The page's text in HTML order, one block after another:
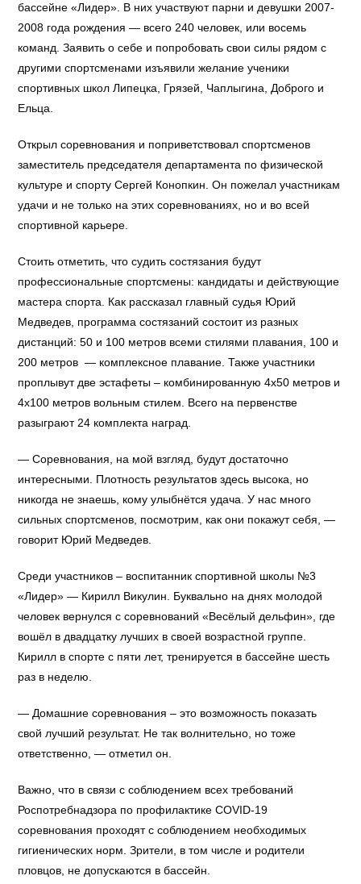
бассейне «Лидер». В них участвуют парни и девушки 2007-
2008 года рождения — всего 240 человек, или восемь
команд. Заявить о себе и попробовать свои силы рядом с
другими спортсменами изъявили желание ученики
спортивных школ Липецка, Грязей, Чаплыгина, Доброго и
Ельца.
Открыл соревнования и поприветствовал спортсменов
заместитель председателя департамента по физической
культуре и спорту Сергей Конопкин. Он пожелал участникам
удачи и не только на этих соревнованиях, но и во всей
спортивной карьере.
Стоить отметить, что судить состязания будут
профессиональные спортсмены: кандидаты и действующие
мастера спорта. Как рассказал главный судья Юрий
Медведев, программа состязаний состоит из разных
дистанций: 50 и 100 метров всеми стилями плавания, 100 и
200 метров — комплексное плавание. Также участники
проплывут две эстафеты – комбинированную 4х50 метров и
4х100 метров вольным стилем. Всего на первенстве
разыграют 24 комплекта наград.
— Соревнования, на мой взгляд, будут достаточно
интересными. Плотность результатов здесь высока, но
никогда не знаешь, кому улыбнётся удача. У нас много
сильных спортсменов, посмотрим, как они покажут себя, —
говорит Юрий Медведев.
Среди участников – воспитанник спортивной школы №3
«Лидер» — Кирилл Викулин. Буквально на днях молодой
человек вернулся с соревнований «Весёлый дельфин», где
вошёл в двадцатку лучших в своей возрастной группе.
Кирилл в спорте с пяти лет, тренируется в бассейне шесть
раз в неделю.
— Домашние соревнования – это возможность показать
свой лучший результат. Не так волнительно, но тоже
ответственно, — отметил он.
Важно, что в связи с соблюдением всех требований
Роспотребнадзора по профилактике COVID-19
соревнования проходят с соблюдением необходимых
гигиенических норм. Зрители, в том числе и родители
пловцов, не допускаются в бассейн.